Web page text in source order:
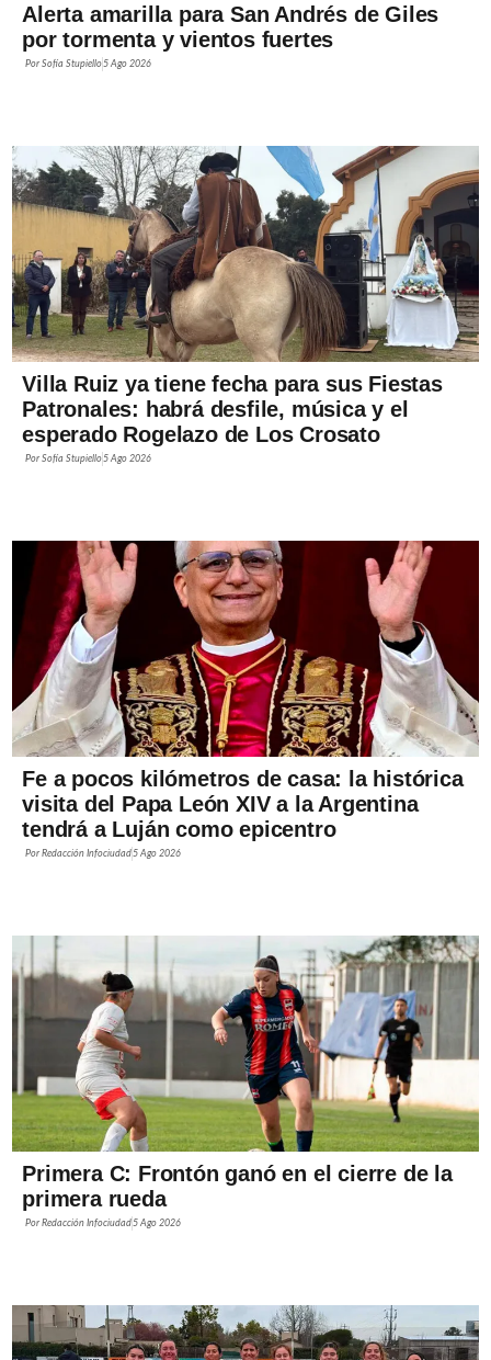
Alerta amarilla para San Andrés de Giles
por tormenta y vientos fuertes
PorSofía Stupiello5 Ago 2026
Villa Ruiz ya tiene fecha para sus Fiestas
Patronales: habrá desfile, música y el
esperado Rogelazo de Los Crosato
PorSofía Stupiello5 Ago 2026
Fe a pocos kilómetros de casa: la histórica
visita del Papa León XIV a la Argentina
tendrá a Luján como epicentro
PorRedacción Infociudad5 Ago 2026
Primera C: Frontón ganó en el cierre de la
primera rueda
PorRedacción Infociudad5 Ago 2026